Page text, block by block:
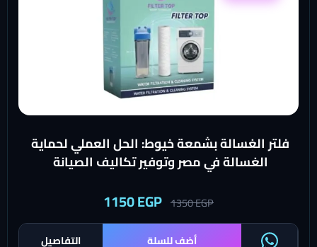
فلتر الغسالة بشمعة خيوط: الحل العملي لحماية
الغسالة في مصر وتوفير تكاليف الصيانة
1350EGP
1150EGP
التفاصيل أضف للسلة